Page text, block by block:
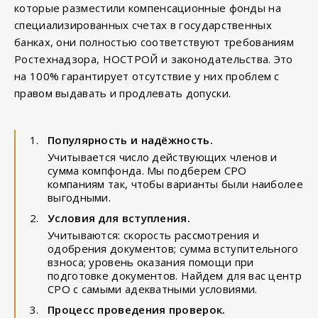
которые разместили компенсационные фонды на
специализированных счетах в государственных
банках, они полностью соответствуют требованиям
Ростехнадзора, НОСТРОЙ и законодательства. Это
на 100% гарантирует отсутствие у них проблем с
правом выдавать и продлевать допуски.
Популярность и надёжность.
Учитывается число действующих членов и
сумма компфонда. Мы подберем СРО
компаниям так, чтобы варианты были наиболее
выгодными.
Условия для вступления.
Учитываются: скорость рассмотрения и
одобрения документов; сумма вступительного
взноса; уровень оказания помощи при
подготовке документов. Найдем для вас центр
СРО с самыми адекватными условиями.
Процесс проведения проверок.